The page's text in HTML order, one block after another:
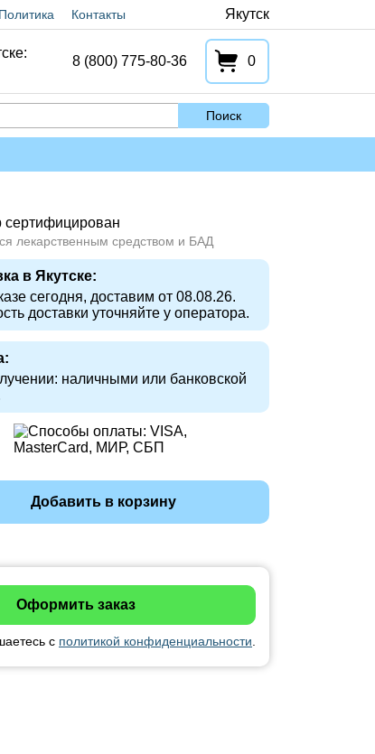
Политика Контакты Якутск
8 (800) 775-80-36 0
Поиск
сертифицирован
лекарственным средством и БАД
в Якутске:
сегодня, доставим от 08.08.26.
доставки уточняйте у оператора.
наличными или банковской
Добавить в корзину
с политикой конфиденциальности